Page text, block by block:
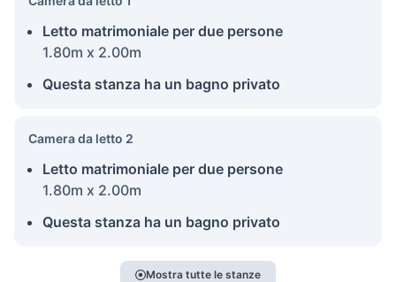
Letto matrimoniale per due persone
1.80m x 2.00m
Questa stanza ha un bagno privato
Camera da letto 2
Letto matrimoniale per due persone
1.80m x 2.00m
Questa stanza ha un bagno privato
Mostra tutte le stanze